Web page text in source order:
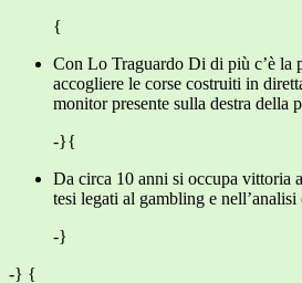
{
Con Lo Traguardo Di di più c’è la
accogliere le corse costruiti in
monitor presente sulla destra della
-}{
Da circa 10 anni si occupa vittoria
tesi legati al gambling e
-}
-} {